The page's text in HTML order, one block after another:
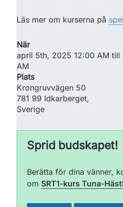
Läs mer om kurserna på
När
april 5th, 2025 12:00 AM
AM
Plats
Krongruvvägen 50
781 99 Idkarberget,
Sverige
Sprid budskapet!
Berätta för dina vänner,
om SRT1-kurs Tuna-